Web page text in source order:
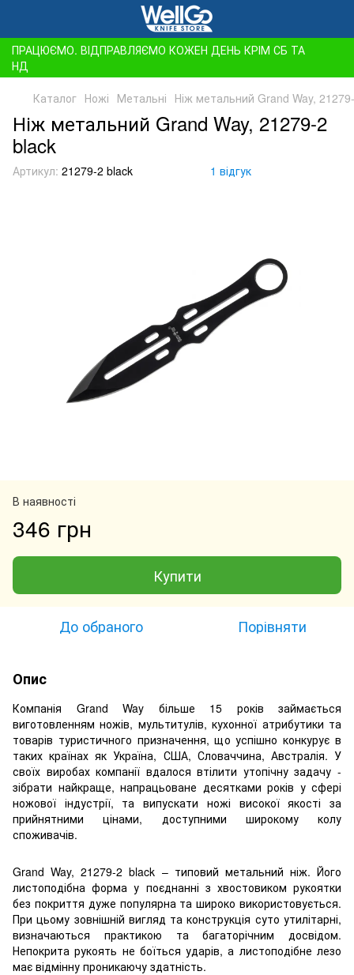
ПРАЦЮЄМО. ВІДПРАВЛЯЄМО КОЖЕН ДЕНЬ КРІМ СБ ТА
НД
Каталог Ножі Метальні Ніж метальний Grand Way,
Ніж метальний Grand Way, 21279-2
black
Артикул: 21279-2 black 1 відгук
В наявності
346 грн
Купити
До обраного Порівняти
Опис
Компанія Grand Way більше 15 років займається
виготовленням ножів, мультитулів, кухонної атрибутики та
товарів туристичного призначення, що успішно конкурує в
таких країнах як Україна, США, Словаччина, Австралія. У
своїх виробах компанії вдалося втілити утопічну задачу -
зібрати найкраще, напрацьоване десятками років у сфері
ножової індустрії, та випускати ножі високої якості за
прийнятними цінами, доступними широкому колу
споживачів.
Grand Way, 21279-2 black – типовий метальний ніж. Його
листоподібна форма у поєднанні з хвостовиком рукоятки
без покриття дуже популярна та широко використовується.
При цьому зовнішній вигляд та конструкція суто утилітарні,
визначаються практикою та багаторічним досвідом.
Непокрита рукоять не боїться ударів, а листоподібне лезо
має відмінну проникаючу здатність.